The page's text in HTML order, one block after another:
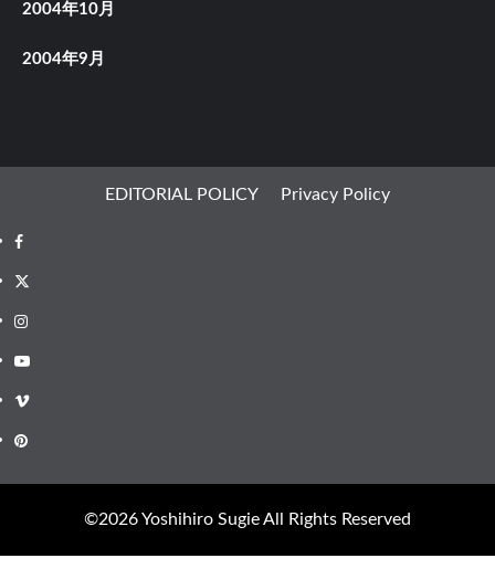
2004年10月
2004年9月
EDITORIAL POLICY Privacy Policy
Facebook
X
Instagram
Youtube
Vimeo
Pinterest
©︎2026 Yoshihiro Sugie All Rights Reserved